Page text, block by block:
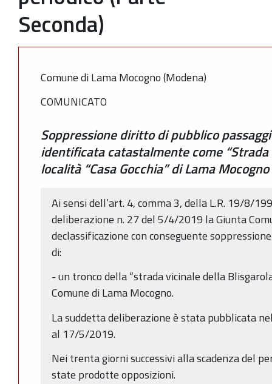
Seconda)
Comune di Lama Mocogno (Modena)
COMUNICATO
Soppressione diritto di pubblico
identificata catastalmente come
località “Casa Gocchia” di Lama Mocogno
Ai sensi dell’art. 4, comma 3, della L.R. 19/8/
deliberazione n. 27 del 5/4/2019 la Giunta
declassificazione con conseguente
di:
- un tronco della “strada vicinale della
Comune di Lama Mocogno.
La suddetta deliberazione è stata pubblicata
al 17/5/2019.
Nei trenta giorni successivi alla scadenza del
state prodotte opposizioni.